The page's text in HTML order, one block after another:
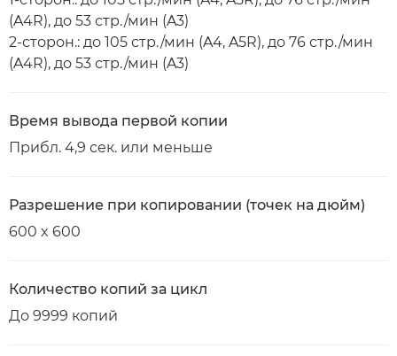
(A4R), до 53 стр./мин (A3)
2-сторон.: до 105 стр./мин (A4, A5R), до 76 стр./мин
(A4R), до 53 стр./мин (A3)
Время вывода первой копии
Прибл. 4,9 сек. или меньше
Разрешение при копировании (точек на дюйм)
600 x 600
Количество копий за цикл
До 9999 копий